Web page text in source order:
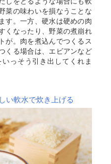
菜の味わいを損なうことな
す。一方、硬水は硬めの肉
くなったり、野菜の煮崩れ
が。肉を煮込んでつくるス
くる場合は、エビアンなど
っそう引き出してくれま
い軟水で炊き上げる